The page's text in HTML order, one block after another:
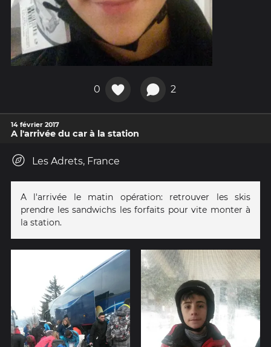
0 2
14 février 2017
A l'arrivée du car à la station
Les Adrets, France
A l'arrivée le matin opération: retrouver les skis
prendre les sandwichs les forfaits pour vite monter à
la station.